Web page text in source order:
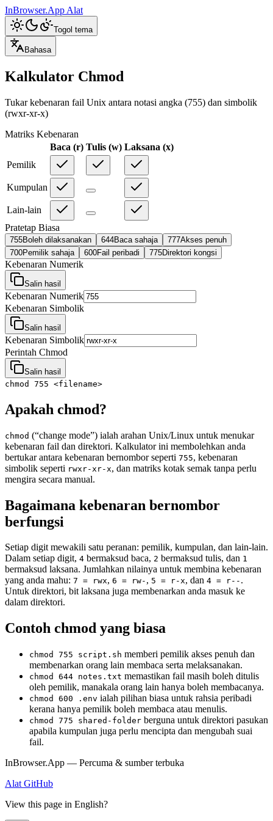
InBrowser.App Alat
Togol tema
Bahasa
Kalkulator Chmod
Tukar kebenaran fail Unix antara notasi angka (755) dan simbolik
(rwxr-xr-x)
Matriks Kebenaran
Baca (r) Tulis (w) Laksana (x)
Pemilik
Kumpulan
Lain-lain
Pratetap Biasa
755Boleh dilaksanakan 644Baca sahaja 777Akses penuh
700Pemilik sahaja 600Fail peribadi 775Direktori kongsi
Kebenaran Numerik
Salin hasil
Kebenaran Numerik
Kebenaran Simbolik
Salin hasil
Kebenaran Simbolik
Perintah Chmod
Salin hasil
chmod 755 <filename>
Apakah chmod?
chmod (“change mode”) ialah arahan Unix/Linux untuk menukar
kebenaran fail dan direktori. Kalkulator ini membolehkan anda
bertukar antara kebenaran bernombor seperti 755, kebenaran
simbolik seperti rwxr-xr-x, dan matriks kotak semak tanpa perlu
mengira secara manual.
Bagaimana kebenaran bernombor
berfungsi
Setiap digit mewakili satu peranan: pemilik, kumpulan, dan lain-lain.
Dalam setiap digit, 4 bermaksud baca, 2 bermaksud tulis, dan 1
bermaksud laksana. Jumlahkan nilainya untuk membina kebenaran
yang anda mahu: 7 = rwx, 6 = rw- , 5 = r-x, dan 4 = r-- .
Untuk direktori, bit laksana juga membenarkan anda masuk ke
dalam direktori.
Contoh chmod yang biasa
chmod 755 script.sh memberi pemilik akses penuh dan
membenarkan orang lain membaca serta melaksanakan.
chmod 644 notes.txt memastikan fail masih boleh ditulis
oleh pemilik, manakala orang lain hanya boleh membacanya.
chmod 600 .env ialah pilihan biasa untuk rahsia peribadi
kerana hanya pemilik boleh membaca atau menulis.
chmod 775 shared-folder berguna untuk direktori pasukan
apabila kumpulan juga perlu mencipta dan mengubah suai
fail.
InBrowser.App — Percuma & sumber terbuka
Alat GitHub
View this page in English?